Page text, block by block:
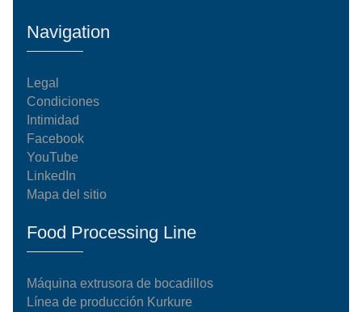
Navigation
Legal
Condiciones
Intimidad
Facebook
YouTube
LinkedIn
Mapa del sitio
Food Processing Line
Máquina extrusora de bocadillos
Línea de producción Kurkure